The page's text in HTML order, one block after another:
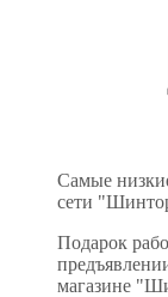
Самые
сети
Подарок
магазине